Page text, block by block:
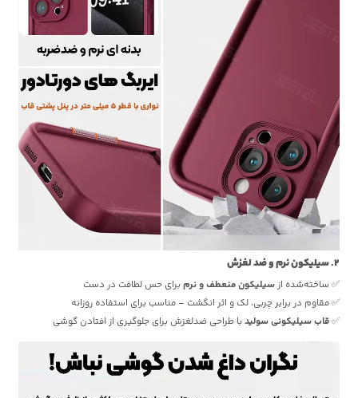
2. سیلیکون نرم و ضد لغزش
✅ ساخته‌شده ازسیلیکون منعطف و نرم برای حس لطافت در دست
✅ مقاوم در برابر چربی، لک و اثر انگشت – مناسب برای استفاده روزانه
✅قاب سیلیکونی سولید با طراحی ضدلغزش برای جلوگیری از افتادن گوشی